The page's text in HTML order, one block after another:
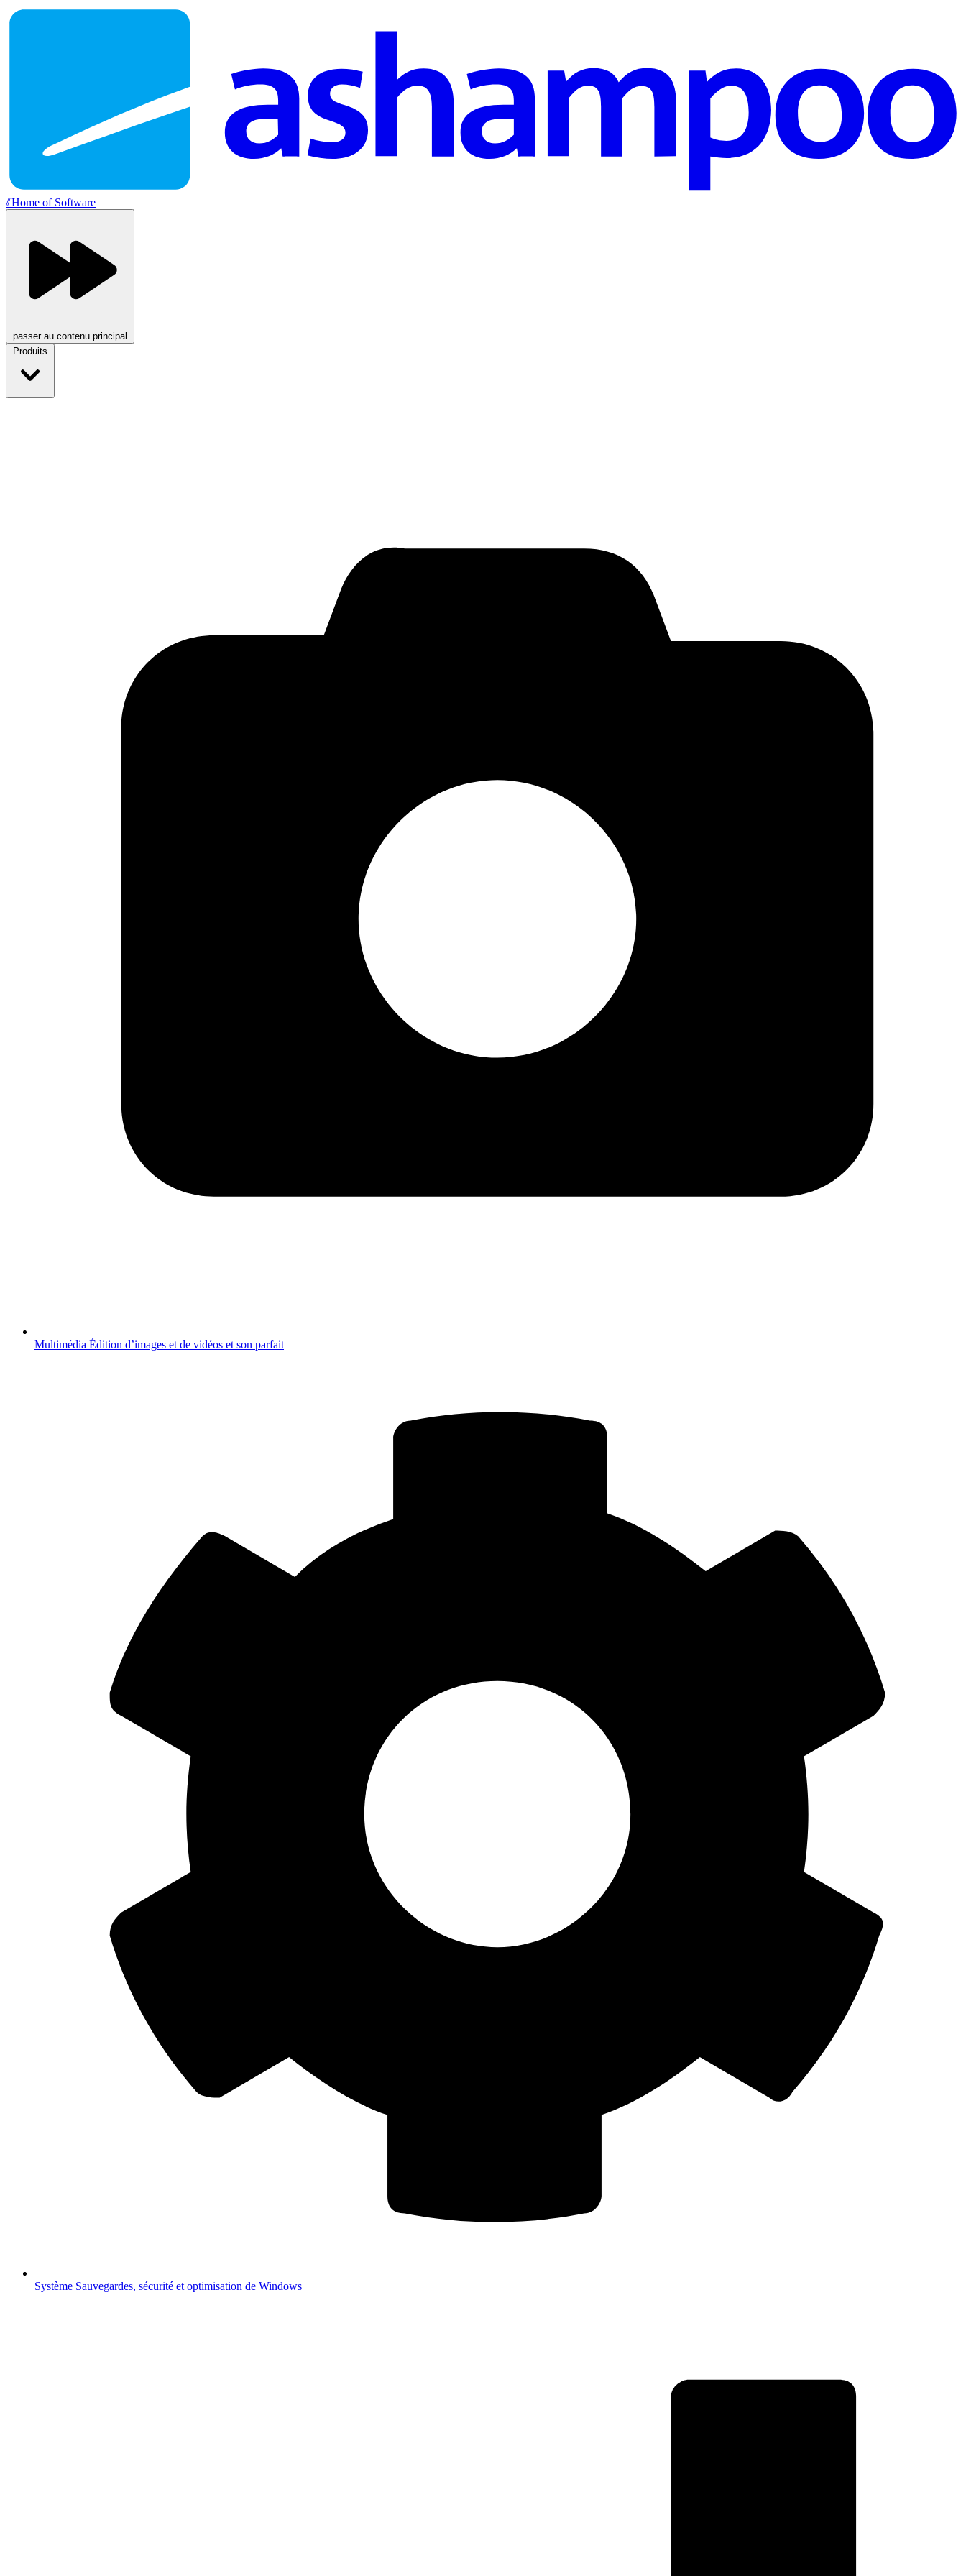
//Home of Software
passer au contenu principal
Produits
Multimédia Édition d’images et de vidéos et son parfait
Système Sauvegardes, sécurité et optimisation de Windows